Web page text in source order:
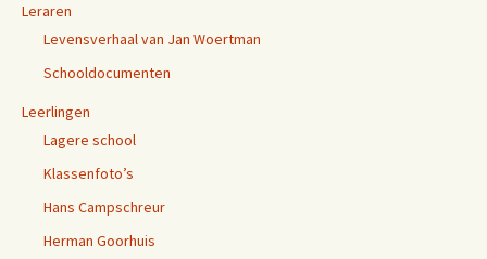
Leraren
Levensverhaal van Jan Woertman
Schooldocumenten
Leerlingen
Lagere school
Klassenfoto’s
Hans Campschreur
Herman Goorhuis